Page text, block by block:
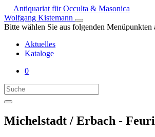
Antiquariat für Occulta & Masonica
Wolfgang Kistemann
Bitte wählen Sie aus folgenden Menüpunkten
Aktuelles
Kataloge
0
Michelstadt / Erbach -